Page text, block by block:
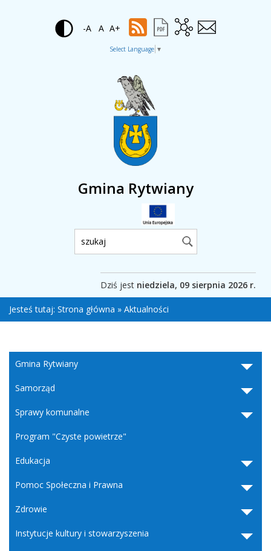
Gmina Rytwiany
-A A A+
Select Language ▼
Dziś jest niedziela, 09 sierpnia 2026 r.
Jesteś tutaj: Strona główna » Aktualności
Gmina Rytwiany
Samorząd
Sprawy komunalne
Program "Czyste powietrze"
Edukacja
Pomoc Społeczna i Prawna
Zdrowie
Instytucje kultury i stowarzyszenia